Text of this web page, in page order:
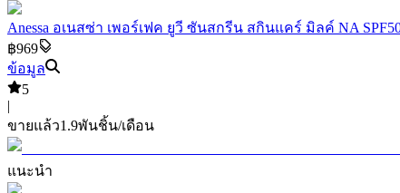
Anessa อเนสซ่า เพอร์เฟค ยูวี ซันสกรีน สกินแคร์ มิลค์ NA
฿969
ข้อมูล
5
|
ขายแล้ว1.9พันชิ้น/เดือน
แนะนำ